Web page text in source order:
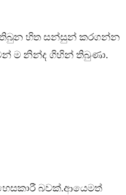
තිබුන හිත සන්සුන් කරගන්න
ම නින්ද ගිහින් තිබුණා.
බවක්.ආයෙමත්